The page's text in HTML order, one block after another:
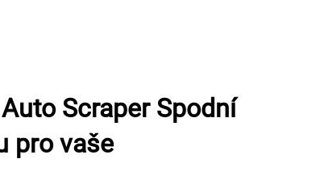
Scraper Spodní
pro vaše